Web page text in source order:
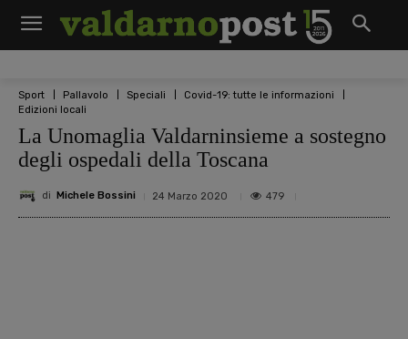
Sport Pallavolo Speciali
Covid-19: tutte le informazioni
Edizioni locali
La Unomaglia Valdarninsieme a sostegno
degli ospedali della Toscana
di Michele Bossini 24 Marzo 2020 479